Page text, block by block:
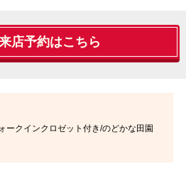
店予約はこちら
ークインクロゼット付き/のどかな田園